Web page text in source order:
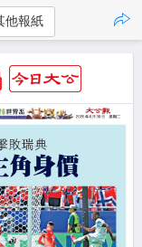
他報紙